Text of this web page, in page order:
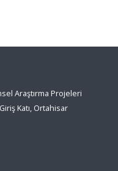
Araştırma Projeleri
Katı, Ortahisar